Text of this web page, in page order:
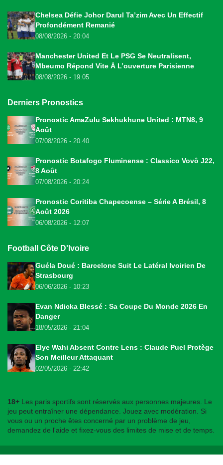
Chelsea Défie Johor Darul Ta’zim Avec Un Effectif
Profondément Remanié
08/08/2026 - 20:04
Manchester United Et Le PSG Se Neutralisent,
Mbeumo Répond Vite À L’ouverture Parisienne
08/08/2026 - 19:05
Derniers Pronostics
Pronostic AmaZulu Sekhukhune United : MTN8, 9
Août
07/08/2026 - 20:40
Pronostic Botafogo Fluminense : Classico Vovô J22,
8 Août
07/08/2026 - 20:24
Pronostic Coritiba Chapecoense – Série A Brésil, 8
Août 2026
06/08/2026 - 12:07
Football Côte D'Ivoire
Guéla Doué : Barcelone Suit Le Latéral Ivoirien De
Strasbourg
06/06/2026 - 10:23
Evan Ndicka Blessé : Sa Coupe Du Monde 2026 En
Danger
18/05/2026 - 21:04
Elye Wahi Absent Contre Lens : Claude Puel Protège
Son Meilleur Attaquant
02/05/2026 - 22:42
18+ Les paris sportifs sont réservés aux personnes majeures. Le
jeu peut entraîner une dépendance. Jouez avec modération. Si
vous ou un proche êtes concerné par un problème de jeu,
demandez de l'aide et fixez-vous des limites de mise et de temps.